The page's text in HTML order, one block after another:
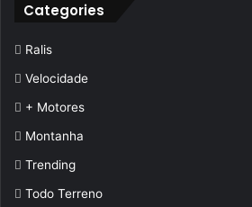
Categories
Ralis
Velocidade
+ Motores
Montanha
Trending
Todo Terreno